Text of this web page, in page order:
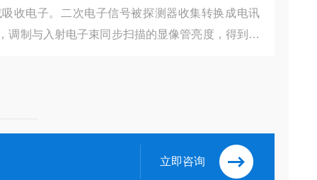
收电子。二次电子信号被探测器收集转换成电讯
调制与入射电子束同步扫描的显像管亮度，得到反
立即咨询